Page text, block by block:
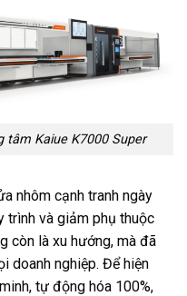
tâm Kaiue K7000 Super
nhôm cạnh tranh ngày
trình và giảm phụ thuộc
còn là xu hướng, mà đã
doanh nghiệp. Để hiện
tự động hóa 100%,